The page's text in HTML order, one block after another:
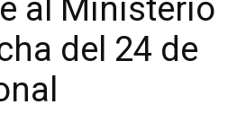
al Ministerio
del 24 de